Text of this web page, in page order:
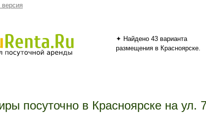
✦ Найдено 43 варианта
размещения в Красноярске.
посуточно в Красноярске на ул.